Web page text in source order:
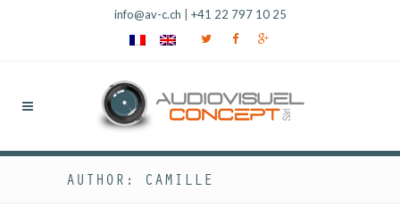
info@av-c.ch +41 22 797 10 25
AUTHOR: CAMILLE